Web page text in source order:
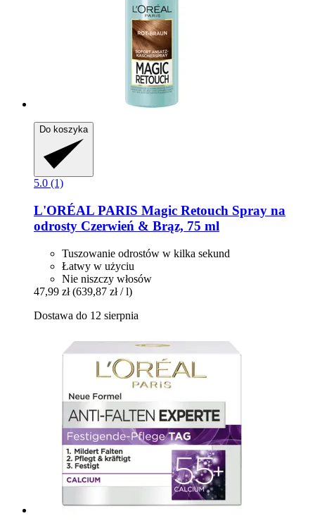
Do koszyka
5.0 (1)
L'ORÉAL PARIS Magic Retouch Spray na
odrosty Czerwień & Brąz, 75 ml
Tuszowanie odrostów w kilka sekund
Łatwy w użyciu
Nie niszczy włosów
47,99 zł (639,87 zł / l)
Dostawa do 12 sierpnia